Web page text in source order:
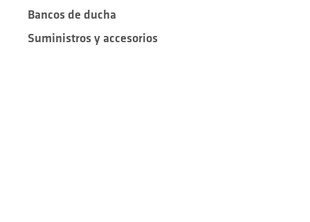
Bancos de ducha
Suministros y accesorios